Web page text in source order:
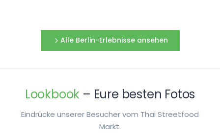
SUPPE
Kokosmilchsuppe
Cremige Suppe mit Kokosmilch, Gemüse und
Alle Berlin-Erlebnisse ansehen
Lookbook – Eure besten Fotos
Eindrücke unserer Besucher vom Thai Streetfood
Markt.